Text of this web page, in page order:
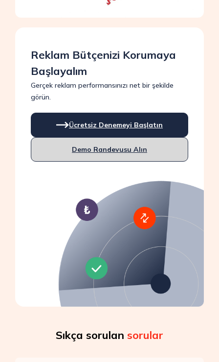
Reklam Bütçenizi Korumaya
Başlayalım
Gerçek reklam performansınızı net bir şekilde
görün.
Ücretsiz Denemeyi Başlatın
Demo Randevusu Alın
Sıkça sorulan sorular